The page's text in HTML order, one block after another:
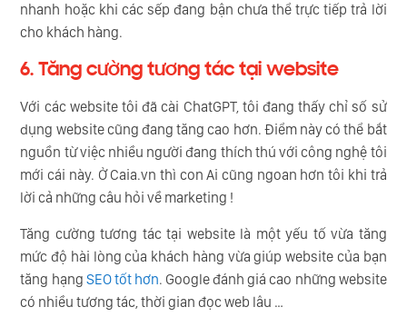
nhanh hoặc khi các sếp đang bận chưa thể trực tiếp trả lời
cho khách hàng.
6. Tăng cường tương tác tại website
Với các website tôi đã cài ChatGPT, tôi đang thấy chỉ số sử
dụng website cũng đang tăng cao hơn. Điểm này có thể bắt
nguồn từ việc nhiều người đang thích thú với công nghệ tôi
mới cái này. Ở Caia.vn thì con Ai cũng ngoan hơn tôi khi trả
lời cả những câu hỏi về marketing !
Tăng cường tương tác tại website là một yếu tố vừa tăng
mức độ hài lòng của khách hàng vừa giúp website của bạn
tăng hạng SEO tốt hơn. Google đánh giá cao những website
có nhiều tương tác, thời gian đọc web lâu …